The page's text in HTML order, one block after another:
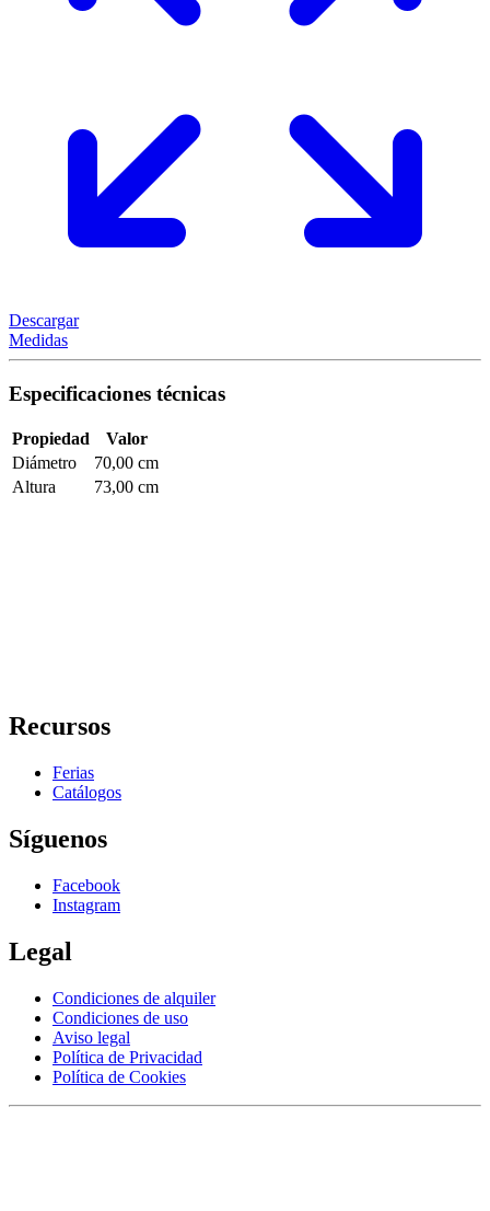
Descargar
Medidas
Especificaciones técnicas
Propiedad
Valor
Diámetro
70,00 cm
Altura
73,00 cm
Recursos
Ferias
Catálogos
Síguenos
Facebook
Instagram
Legal
Condiciones de alquiler
Condiciones de uso
Aviso legal
Política de Privacidad
Política de Cookies